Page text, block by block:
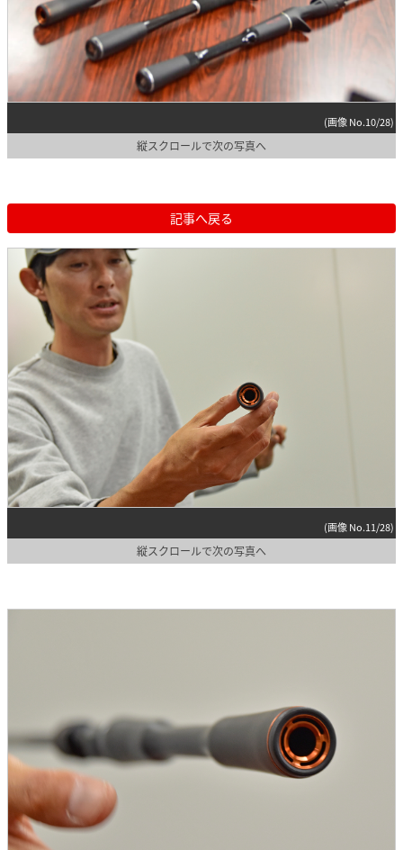
(画像 No.10/28)
縦スクロールで次の写真へ
記事へ戻る
(画像 No.11/28)
縦スクロールで次の写真へ